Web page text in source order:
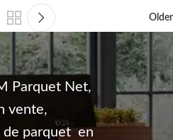
Older
Parquet Net,
vente,
de parquet en